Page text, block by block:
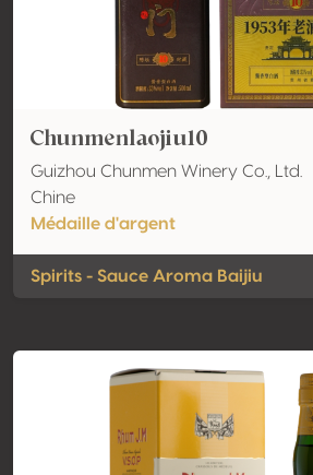
Chunmenlaojiu10
Guizhou Chunmen Winery Co., Ltd.
Chine
Médaille d'argent
Spirits - Sauce Aroma Baijiu